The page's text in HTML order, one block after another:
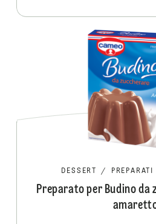
DESSERT / PREPARATI
Preparato per Budino da